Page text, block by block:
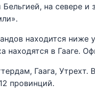
на севере
находится
находятся в Гааге.
Гаага, Утрехт.
провинций.